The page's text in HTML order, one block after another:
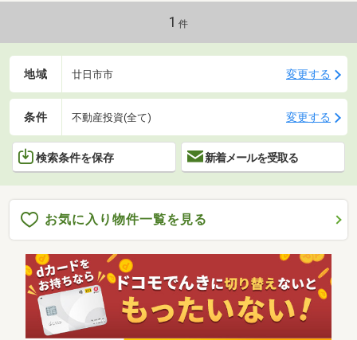
1 件
地域 廿日市市 変更する
条件 不動産投資(全て) 変更する
検索条件を保存 新着メールを受取る
お気に入り物件一覧を見る